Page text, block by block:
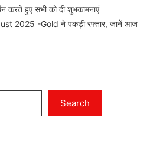
करते हुए सभी को दी शुभकामनाएं
2025 -Gold ने पकड़ी रफ्तार, जानें आज
Search